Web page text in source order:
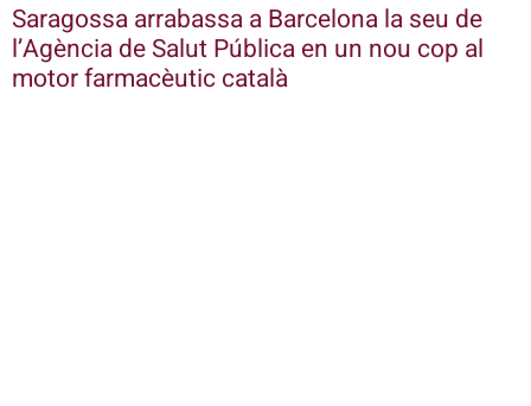
Saragossa arrabassa a Barcelona la seu de
l’Agència de Salut Pública en un nou cop al
motor farmacèutic català